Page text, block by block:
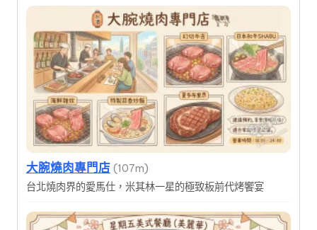
大腕燒肉專門店 (107m)
台北燒肉界的愛馬仕，米其林一星的極致板前代烤饗宴